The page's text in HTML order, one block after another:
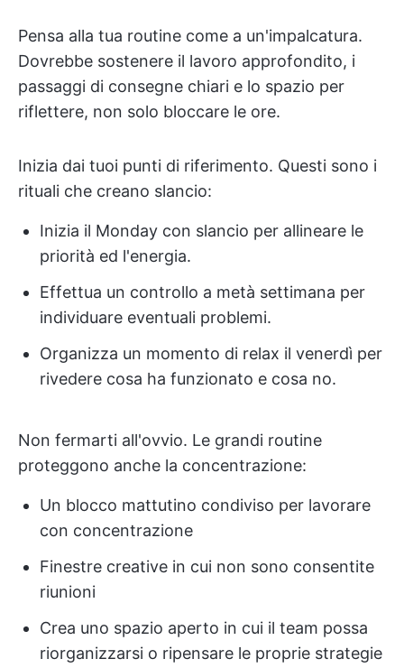
Pensa alla tua routine come a un'impalcatura.
Dovrebbe sostenere il lavoro approfondito, i
passaggi di consegne chiari e lo spazio per
riflettere, non solo bloccare le ore.
Inizia dai tuoi punti di riferimento. Questi sono i
rituali che creano slancio:
Inizia il Monday con slancio per allineare le
priorità ed l'energia.
Effettua un controllo a metà settimana per
individuare eventuali problemi.
Organizza un momento di relax il venerdì per
rivedere cosa ha funzionato e cosa no.
Non fermarti all'ovvio. Le grandi routine
proteggono anche la concentrazione:
Un blocco mattutino condiviso per lavorare
con concentrazione
Finestre creative in cui non sono consentite
riunioni
Crea uno spazio aperto in cui il team possa
riorganizzarsi o ripensare le proprie strategie